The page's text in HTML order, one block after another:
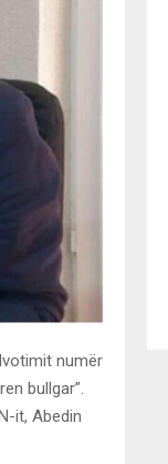
numër
bullgar”.
it, Abedin